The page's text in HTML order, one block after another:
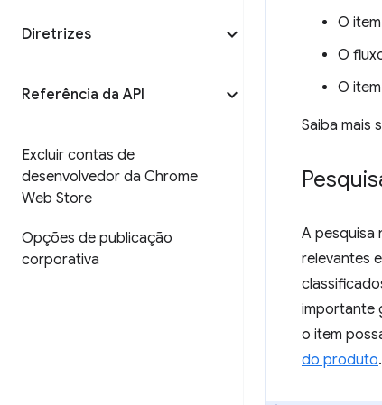
Diretrizes
Referência da API
Excluir contas de
desenvolvedor da Chrome
Web Store
Opções de publicação
corporativa
O
O
O
Saiba mais
A pesquisa
relevantes
importante
o item
do produto.